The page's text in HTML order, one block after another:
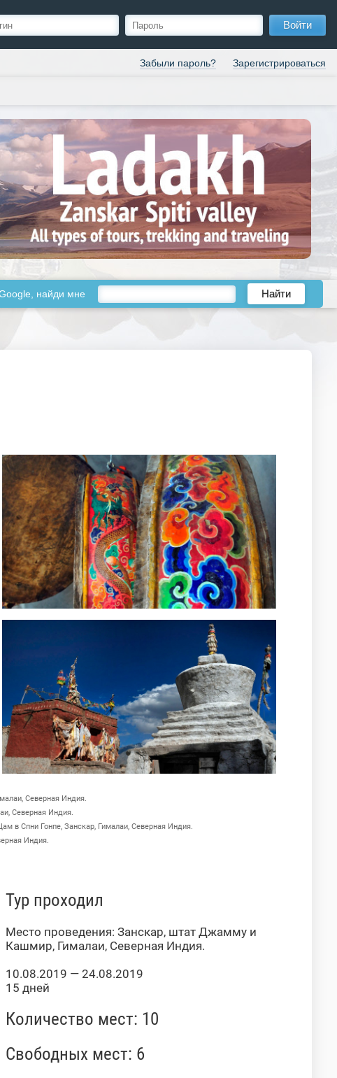
Войти
Забыли пароль? Зарегистрироваться
найди мне Найти
Северная Индия.
Северная Индия.
в Спни Гонпе, Занскар, Гималаи, Северная Индия.
Индия.
Тур проходил
Место проведения: Занскар, штат Джамму и
Кашмир, Гималаи, Северная Индия.
10.08.2019 — 24.08.2019
15 дней
Количество мест: 10
Свободных мест: 6